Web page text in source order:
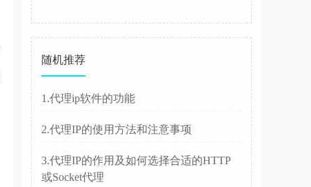
随机推荐
1.代理ip软件的功能
2.代理IP的使用方法和注意事项
3.代理IP的作用及如何选择合适的HTTP
或Socket代理